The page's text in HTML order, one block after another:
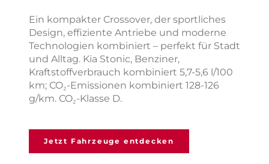
Ein kompakter Crossover, der sportliches
Design, effiziente Antriebe und moderne
Technologien kombiniert – perfekt für Stadt
und Alltag. Kia Stonic, Benziner,
Kraftstoffverbrauch kombiniert 5,7-5,6 l/100
km; CO₂-Emissionen kombiniert 128-126
g/km. CO₂-Klasse D.
Jetzt Fahrzeuge entdecken